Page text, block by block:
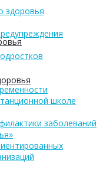
здоровья
школе
заболеваний